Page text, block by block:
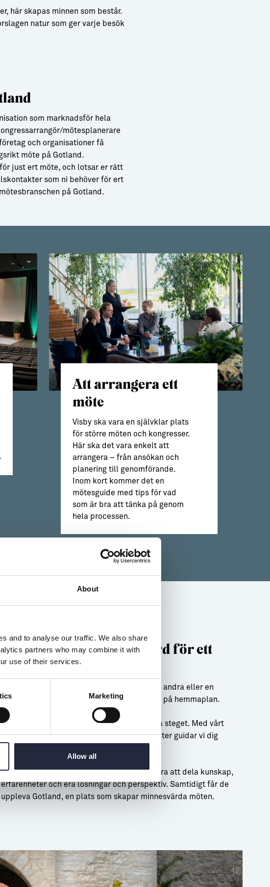
About
and to analyse our traffic. We also share
partners who may combine it with
use of their services.
Marketing
Allow all
här skapas minnen som består.
natur som ger varje besök
som marknadsför hela
mötesplanerare
och organisationer få
möte på Gotland.
just ert möte, och lotsar er rätt
som ni behöver för ert
på Gotland.
Att arrangera ett
möte
Visby ska vara en självklar plats
för större möten och kongresser.
Här ska det vara enkelt att
arrangera – från ansökan och
planering till genomförande.
Inom kort kommer det en
mötesguide med tips för vad
som är bra att tänka på genom
hela processen.
Funderar du på att stå värd för ett
möte eller en kongress?
Kanske finns det frågor du vill fördjupa med andra eller en
roterande kongress du skulle vilja arrangera på hemmaplan.
Gotland Convention Bureau hjälper dig att ta steget. Med vårt
nätverk, vår lokalkännedom och våra kontakter guidar vi dig
Sätt strålkastaren på ditt ämne- bjud in andra att dela kunskap,
erfarenheter och era lösningar och perspektiv. Samtidigt får de
uppleva Gotland, en plats som skapar minnesvärda möten.